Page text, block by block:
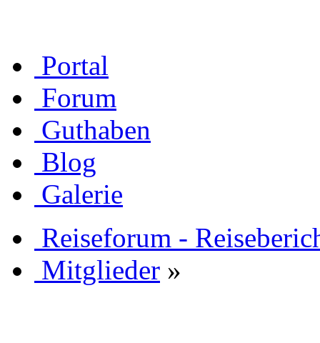
Portal
Forum
Guthaben
Blog
Galerie
Reiseforum -
Mitglieder »